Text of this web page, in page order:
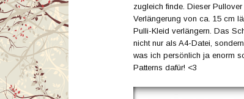
zugleich finde. Dieser
Verlängerung von ca. 15 cm
Pulli-Kleid verlängern. Das
nicht nur als A4-Datei,
was ich persönlich ja enorm
Patterns dafür! <3